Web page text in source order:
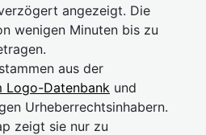
angezeigt. Die
wenigen Minuten bis zu
aus der
Logo-Datenbank und
Urheberrechtsinhabern.
zeigt sie nur zu